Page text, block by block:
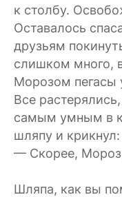
к столбу.
Оставалось
друзьям
слишком много,
Морозом пегасы
Все
самым умным в
шляпу и крикнул:
— Скорее,
Шляпа, как вы